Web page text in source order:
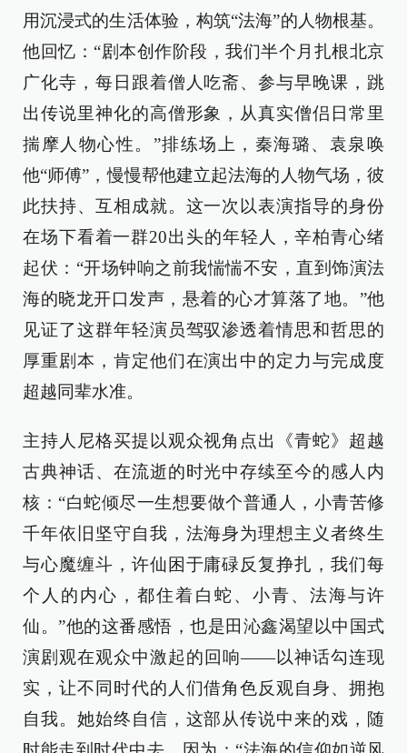
用沉浸式的生活体验，构筑“法海”的人物根基。
他回忆：“剧本创作阶段，我们半个月扎根北京
广化寺，每日跟着僧人吃斋、参与早晚课，跳
出传说里神化的高僧形象，从真实僧侣日常里
揣摩人物心性。”排练场上，秦海璐、袁泉唤
他“师傅”，慢慢帮他建立起法海的人物气场，彼
此扶持、互相成就。这一次以表演指导的身份
在场下看着一群20出头的年轻人，辛柏青心绪
起伏：“开场钟响之前我惴惴不安，直到饰演法
海的晓龙开口发声，悬着的心才算落了地。”他
见证了这群年轻演员驾驭渗透着情思和哲思的
厚重剧本，肯定他们在演出中的定力与完成度
超越同辈水准。
主持人尼格买提以观众视角点出《青蛇》超越
古典神话、在流逝的时光中存续至今的感人内
核：“白蛇倾尽一生想要做个普通人，小青苦修
千年依旧坚守自我，法海身为理想主义者终生
与心魔缠斗，许仙困于庸碌反复挣扎，我们每
个人的内心，都住着白蛇、小青、法海与许
仙。”他的这番感悟，也是田沁鑫渴望以中国式
演剧观在观众中激起的回响——以神话勾连现
实，让不同时代的人们借角色反观自身、拥抱
自我。她始终自信，这部从传说中来的戏，随